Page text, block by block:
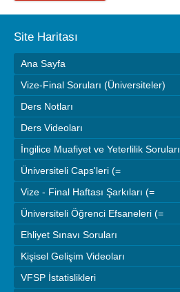
Site Haritası
Ana Sayfa
Vize-Final Soruları (Üniversiteler)
Ders Notları
Ders Videoları
İngilice Muafiyet ve Yeterlilik Soruları
Üniversiteli Caps'leri (=
Vize - Final Haftası Şarkıları (=
Üniversiteli Öğrenci Efsaneleri (=
Ehliyet Sınavı Soruları
Kişisel Gelişim Videoları
VFSP İstatislikleri